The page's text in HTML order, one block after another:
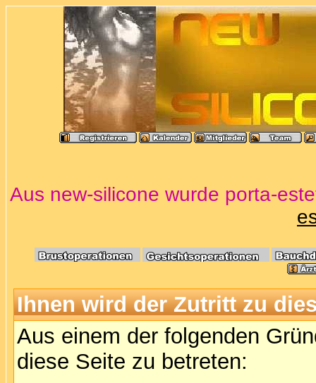
Aus new-silicone wurde porta-
Ihnen wird der Zutritt zu
Aus einem der folgenden
diese Seite zu betreten: